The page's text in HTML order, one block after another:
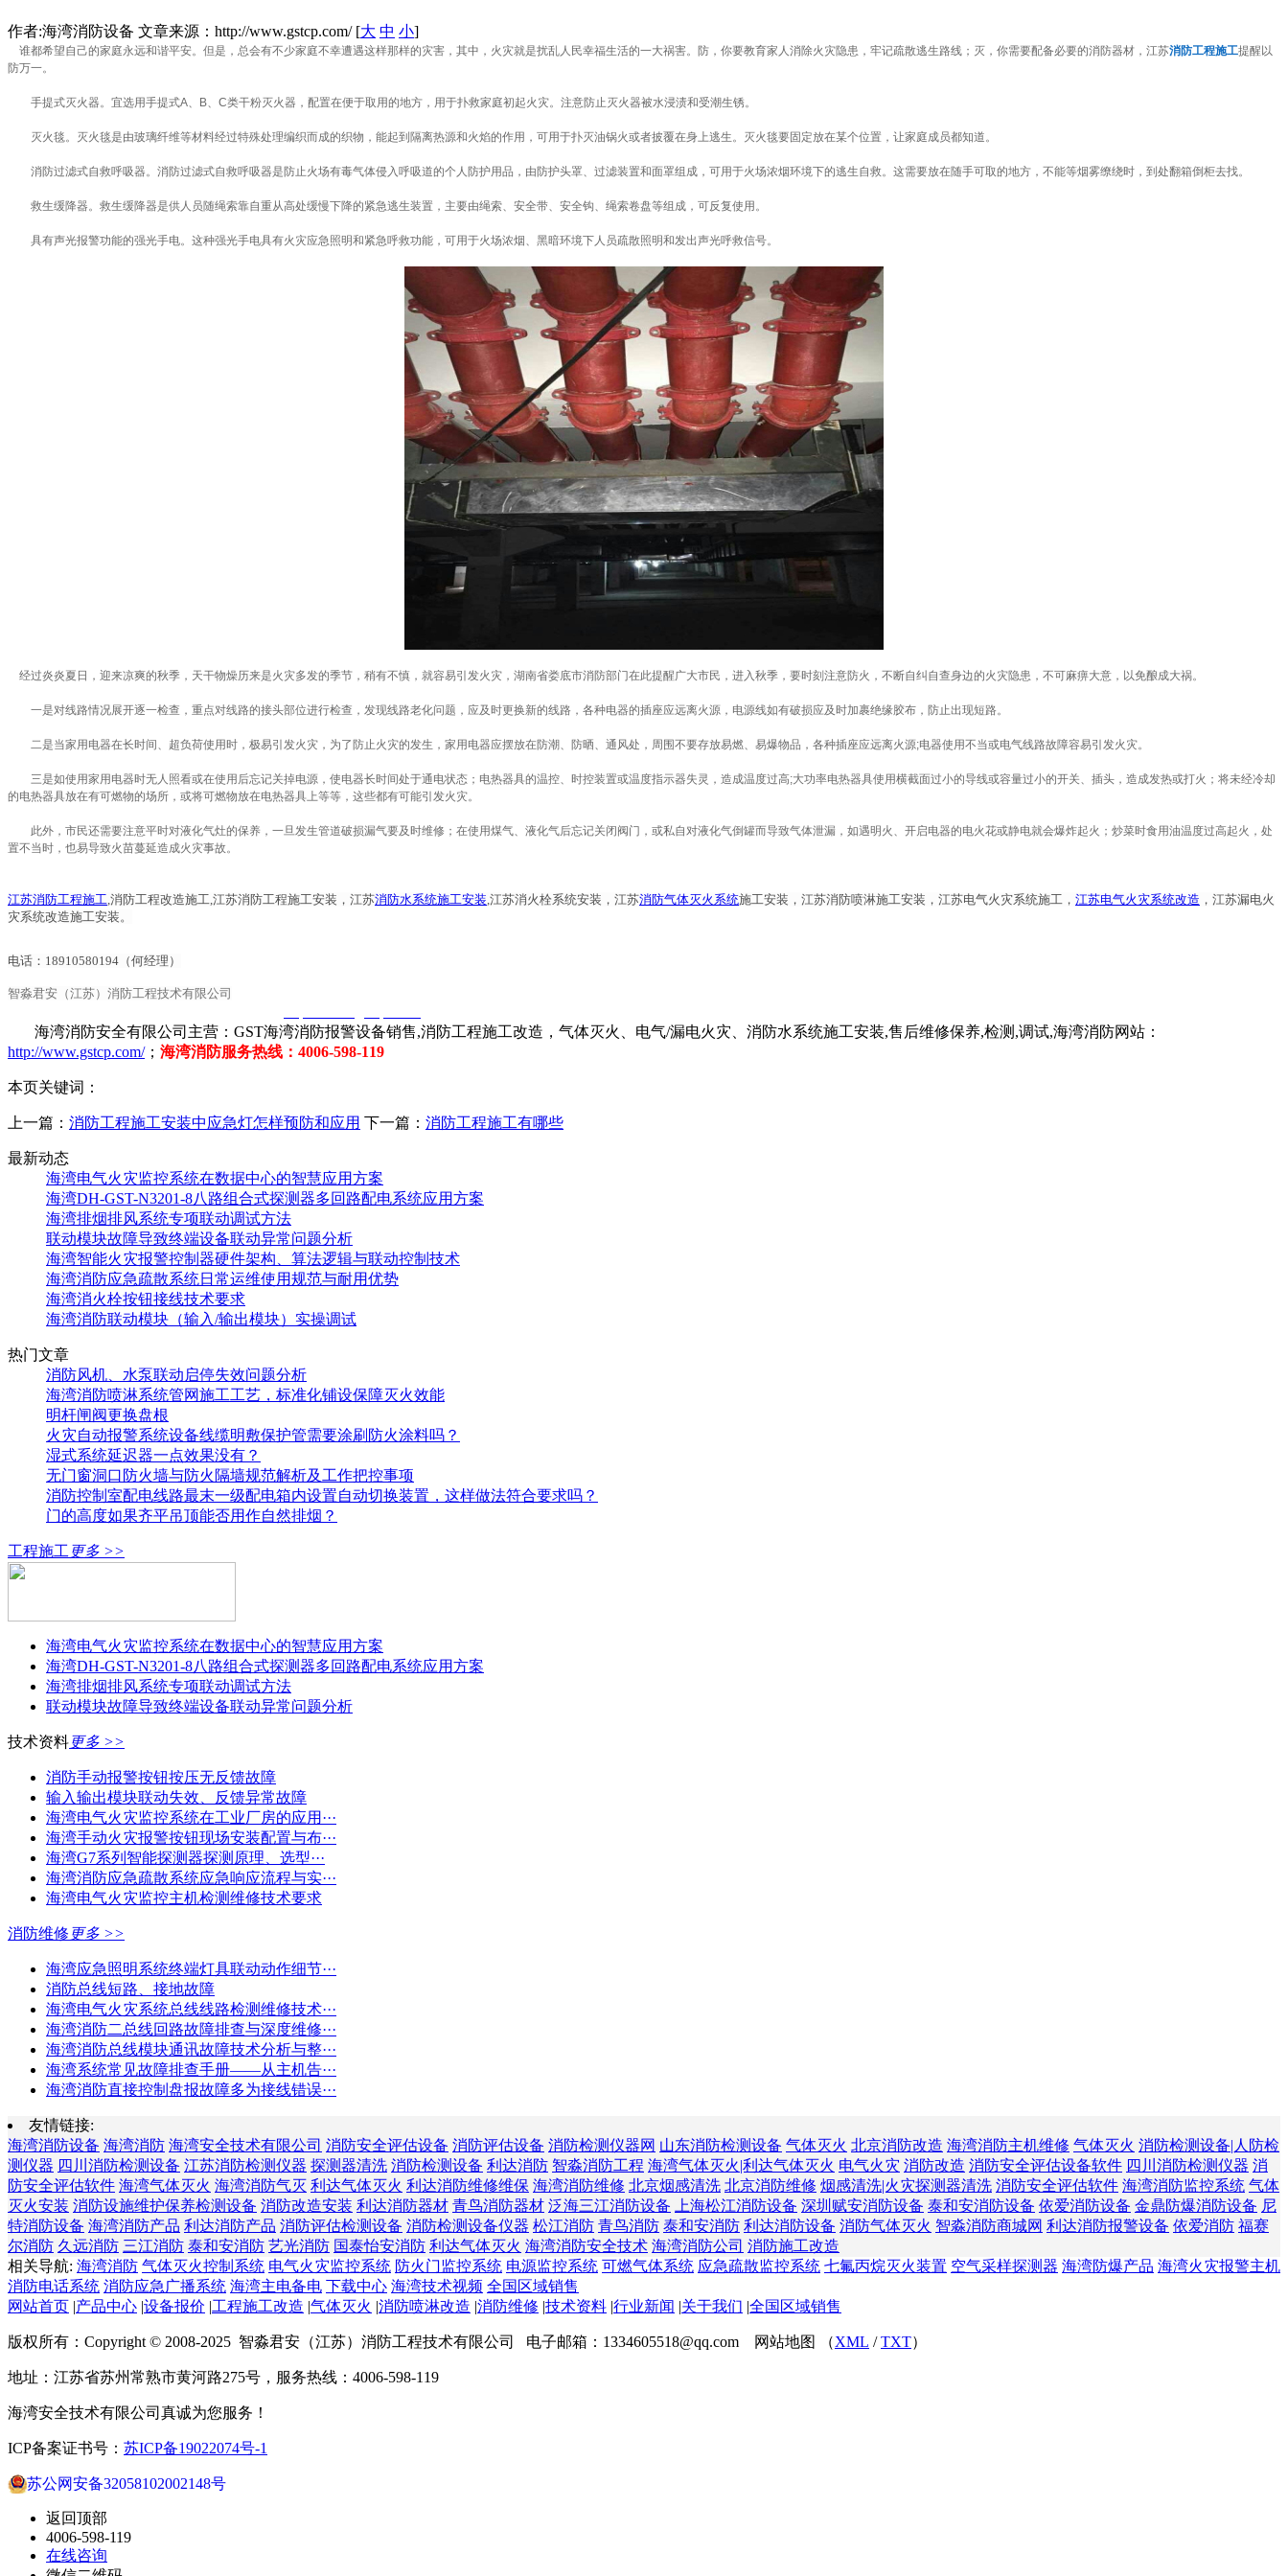
作者:海湾消防设备 文章来源：http://www.gstcp.com/ [大 中 小]
谁都希望自己的家庭永远和谐平安。但是，总会有不少家庭不幸遭遇这样那样的灾害，其中，火灾就是扰乱人民幸福生活的一大祸害。防，你要教育家人消除火灾隐患，牢记疏散逃生路线；灭，你需要配备必要的消防器材，江苏消防工程施工提醒以
防万一。
手提式灭火器。宜选用手提式A、B、C类干粉灭火器，配置在便于取用的地方，用于扑救家庭初起火灾。注意防止灭火器被水浸渍和受潮生锈。
灭火毯。灭火毯是由玻璃纤维等材料经过特殊处理编织而成的织物，能起到隔离热源和火焰的作用，可用于扑灭油锅火或者披覆在身上逃生。灭火毯要固定放在某个位置，让家庭成员都知道。
消防过滤式自救呼吸器。消防过滤式自救呼吸器是防止火场有毒气体侵入呼吸道的个人防护用品，由防护头罩、过滤装置和面罩组成，可用于火场浓烟环境下的逃生自救。这需要放在随手可取的地方，不能等烟雾缭绕时，到处翻箱倒柜去找。
救生缓降器。救生缓降器是供人员随绳索靠自重从高处缓慢下降的紧急逃生装置，主要由绳索、安全带、安全钩、绳索卷盘等组成，可反复使用。
具有声光报警功能的强光手电。这种强光手电具有火灾应急照明和紧急呼救功能，可用于火场浓烟、黑暗环境下人员疏散照明和发出声光呼救信号。
经过炎炎夏日，迎来凉爽的秋季，天干物燥历来是火灾多发的季节，稍有不慎，就容易引发火灾，湖南省娄底市消防部门在此提醒广大市民，进入秋季，要时刻注意防火，不断自纠自查身边的火灾隐患，不可麻痹大意，以免酿成大祸。
一是对线路情况展开逐一检查，重点对线路的接头部位进行检查，发现线路老化问题，应及时更换新的线路，各种电器的插座应远离火源，电源线如有破损应及时加裹绝缘胶布，防止出现短路。
二是当家用电器在长时间、超负荷使用时，极易引发火灾，为了防止火灾的发生，家用电器应摆放在防潮、防晒、通风处，周围不要存放易燃、易爆物品，各种插座应远离火源;电器使用不当或电气线路故障容易引发火灾。
三是如使用家用电器时无人照看或在使用后忘记关掉电源，使电器长时间处于通电状态；电热器具的温控、时控装置或温度指示器失灵，造成温度过高;大功率电热器具使用横截面过小的导线或容量过小的开关、插头，造成发热或打火；将未经冷却
的电热器具放在有可燃物的场所，或将可燃物放在电热器具上等等，这些都有可能引发火灾。
此外，市民还需要注意平时对液化气灶的保养，一旦发生管道破损漏气要及时维修；在使用煤气、液化气后忘记关闭阀门，或私自对液化气倒罐而导致气体泄漏，如遇明火、开启电器的电火花或静电就会爆炸起火；炒菜时食用油温度过高起火，处
置不当时，也易导致火苗蔓延造成火灾事故。
江苏消防工程施工 ,消防工程改造施工,江苏消防工程施工安装，江苏消防水系统施工安装 ,江苏消火栓系统安装，江苏消防气体灭火系统施工安装，江苏消防喷淋施工安装，江苏电气火灾系统施工， 江苏电气火灾系统改造 ，江苏漏电火
灾系统改造施工安装。
电话：18910580194（何经理）
智淼君安（江苏）消防工程技术有限公司
海湾消防安全有限公司主营：GST海湾消防报警设备销售,消防工程施工改造，气体灭火、电气/漏电火灾、消防水系统施工安装,售后维修保养,检测,调试,海湾消防网站：
http://www.gstcp.com/； 海湾消防服务热线：4006-598-119
本页关键词：
上一篇： 消防工程施工安装中应急灯怎样预防和应用 下一篇： 消防工程施工有哪些
最新动态
海湾电气火灾监控系统在数据中心的智慧应用方案
海湾DH-GST-N3201-8八路组合式探测器多回路配电系统应用方案
海湾排烟排风系统专项联动调试方法
联动模块故障导致终端设备联动异常问题分析
海湾智能火灾报警控制器硬件架构、算法逻辑与联动控制技术
海湾消防应急疏散系统日常运维使用规范与耐用优势
海湾消火栓按钮接线技术要求
海湾消防联动模块（输入/输出模块）实操调试
热门文章
消防风机、水泵联动启停失效问题分析
海湾消防喷淋系统管网施工工艺，标准化铺设保障灭火效能
明杆闸阀更换盘根
火灾自动报警系统设备线缆明敷保护管需要涂刷防火涂料吗？
湿式系统延迟器一点效果没有？
无门窗洞口防火墙与防火隔墙规范解析及工作把控事项
消防控制室配电线路最末一级配电箱内设置自动切换装置，这样做法符合要求吗？
门的高度如果齐平吊顶能否用作自然排烟？
工程施工 更多 >>
海湾电气火灾监控系统在数据中心的智慧应用方案
海湾DH-GST-N3201-8八路组合式探测器多回路配电系统应用方案
海湾排烟排风系统专项联动调试方法
联动模块故障导致终端设备联动异常问题分析
技术资料更多 >>
消防手动报警按钮按压无反馈故障
输入输出模块联动失效、反馈异常故障
海湾电气火灾监控系统在工业厂房的应用···
海湾手动火灾报警按钮现场安装配置与布···
海湾G7系列智能探测器探测原理、选型···
海湾消防应急疏散系统应急响应流程与实···
海湾电气火灾监控主机检测维修技术要求
消防维修 更多 >>
海湾应急照明系统终端灯具联动动作细节···
消防总线短路、接地故障
海湾电气火灾系统总线线路检测维修技术···
海湾消防二总线回路故障排查与深度维修···
海湾消防总线模块通讯故障技术分析与整···
海湾系统常见故障排查手册——从主机告···
海湾消防直接控制盘报故障多为接线错误···
友情链接:
海湾消防设备 海湾消防 海湾安全技术有限公司 消防安全评估设备 消防评估设备 消防检测仪器网 山东消防检测设备 气体灭火 北京消防改造 海湾消防主机维修 气体灭火 消防检测设备|人防检
测仪器 四川消防检测设备 江苏消防检测仪器 探测器清洗 消防检测设备 利达消防 智淼消防工程 海湾气体灭火|利达气体灭火 电气火灾 消防改造 消防安全评估设备软件 四川消防检测仪器 消
防安全评估软件 海湾气体灭火 海湾消防气灭 利达气体灭火 利达消防维修维保 海湾消防维修 北京烟感清洗 北京消防维修 烟感清洗|火灾探测器清洗 消防安全评估软件 海湾消防监控系统 气体
灭火安装 消防设施维护保养检测设备 消防改造安装 利达消防器材 青鸟消防器材 泛海三江消防设备 上海松江消防设备 深圳赋安消防设备 泰和安消防设备 依爱消防设备 金鼎防爆消防设备 尼
特消防设备 海湾消防产品 利达消防产品 消防评估检测设备 消防检测设备仪器 松江消防 青鸟消防 泰和安消防 利达消防设备 消防气体灭火 智淼消防商城网 利达消防报警设备 依爱消防 福赛
尔消防 久远消防 三江消防 泰和安消防 艺光消防 国泰怡安消防 利达气体灭火 海湾消防安全技术 海湾消防公司 消防施工改造
相关导航: 海湾消防 气体灭火控制系统 电气火灾监控系统 防火门监控系统 电源监控系统 可燃气体系统 应急疏散监控系统 七氟丙烷灭火装置 空气采样探测器 海湾防爆产品 海湾火灾报警主机
消防电话系统 消防应急广播系统 海湾主电备电 下载中心 海湾技术视频 全国区域销售
网站首页 |产品中心 |设备报价 |工程施工改造 |气体灭火 |消防喷淋改造 |消防维修 |技术资料 |行业新闻 |关于我们 |全国区域销售
版权所有：Copyright © 2008-2025 智淼君安（江苏）消防工程技术有限公司 电子邮箱：1334605518@qq.com 网站地图 （XML /TXT）
地址：江苏省苏州常熟市黄河路275号，服务热线：4006-598-119
海湾安全技术有限公司真诚为您服务！
ICP备案证书号： 苏ICP备19022074号-1
苏公网安备32058102002148号
返回顶部
4006-598-119
在线咨询